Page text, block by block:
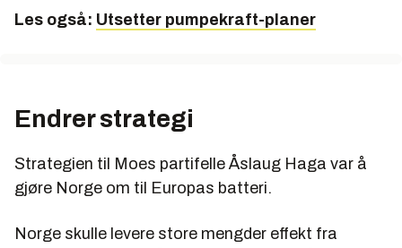
Les også: Utsetter pumpekraft-planer
Endrer strategi
Strategien til Moes partifelle Åslaug Haga var å
gjøre Norge om til Europas batteri.
Norge skulle levere store mengder effekt fra